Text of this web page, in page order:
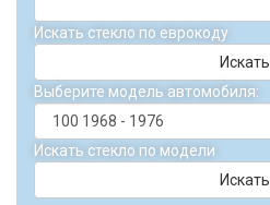
Искать стекло по еврокоду
Искать
Выберите модель автомобиля:
Искать стекло по модели
Искать